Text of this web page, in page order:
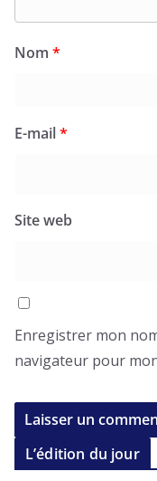
Nom *
E-mail*
Site web
Enregistrer mon
navigateur pour
L’édition du jour